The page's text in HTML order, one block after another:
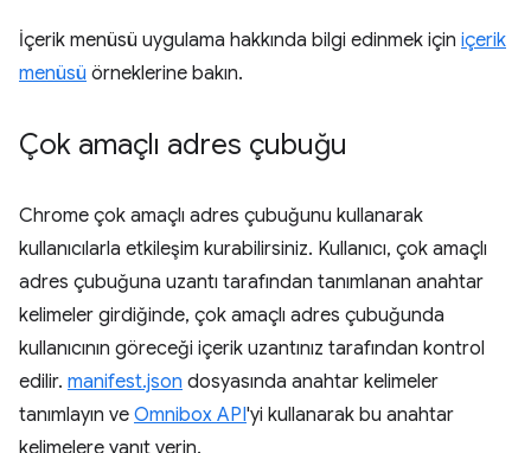
İçerik menüsü uygulama hakkında bilgi edinmek için içerik
menüsü örneklerine bakın.
Çok amaçlı adres çubuğu
Chrome çok amaçlı adres çubuğunu kullanarak
kullanıcılarla etkileşim kurabilirsiniz. Kullanıcı, çok amaçlı
adres çubuğuna uzantı tarafından tanımlanan anahtar
kelimeler girdiğinde, çok amaçlı adres çubuğunda
kullanıcının göreceği içerik uzantınız tarafından kontrol
edilir. manifest.json dosyasında anahtar kelimeler
tanımlayın ve Omnibox API'yi kullanarak bu anahtar
kelimelere yanıt verin.